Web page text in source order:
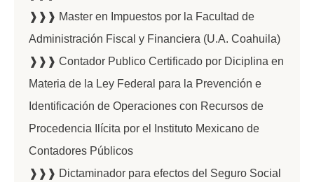
❱❱❱ Master en Impuestos por la Facultad de
Administración Fiscal y Financiera (U.A. Coahuila)
❱❱❱ Contador Publico Certificado por Diciplina en
Materia de la Ley Federal para la Prevención e
Identificación de Operaciones con Recursos de
Procedencia Ilícita por el Instituto Mexicano de
Contadores Públicos
❱❱❱ Dictaminador para efectos del Seguro Social